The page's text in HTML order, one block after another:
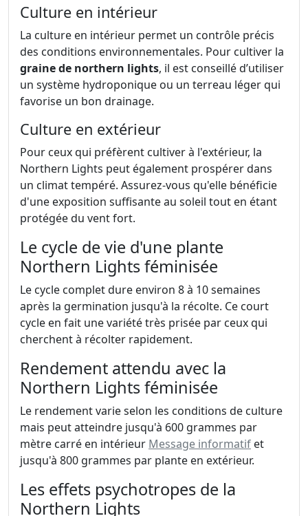
Culture en intérieur
La culture en intérieur permet un contrôle précis
des conditions environnementales. Pour cultiver la
graine de northern lights, il est conseillé d’utiliser
un système hydroponique ou un terreau léger qui
favorise un bon drainage.
Culture en extérieur
Pour ceux qui préfèrent cultiver à l'extérieur, la
Northern Lights peut également prospérer dans
un climat tempéré. Assurez-vous qu'elle bénéficie
d'une exposition suffisante au soleil tout en étant
protégée du vent fort.
Le cycle de vie d'une plante
Northern Lights féminisée
Le cycle complet dure environ 8 à 10 semaines
après la germination jusqu'à la récolte. Ce court
cycle en fait une variété très prisée par ceux qui
cherchent à récolter rapidement.
Rendement attendu avec la
Northern Lights féminisée
Le rendement varie selon les conditions de culture
mais peut atteindre jusqu'à 600 grammes par
mètre carré en intérieur Message informatif et
jusqu'à 800 grammes par plante en extérieur.
Les effets psychotropes de la
Northern Lights